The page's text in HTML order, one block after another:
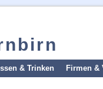
& Trinken Firmen &